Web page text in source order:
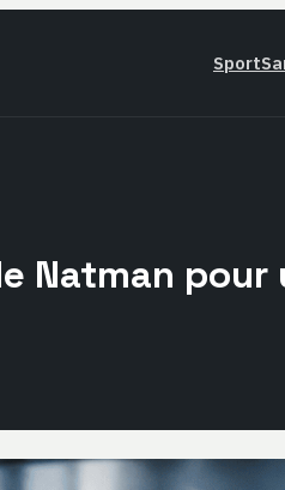
Sport
Natman